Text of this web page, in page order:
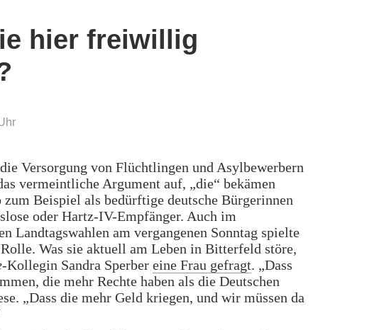
hier freiwillig
Versorgung von Flüchtlingen und Asylbewerbern
vermeintliche Argument auf, „die“ bekämen
zum Beispiel als bedürftige deutsche Bürgerinnen
oder Hartz-IV-Empfänger. Auch im
Landtagswahlen am vergangenen Sonntag spielte
Was sie aktuell am Leben in Bitterfeld störe,
-Kollegin Sandra Sperber eine Frau gefragt. „Dass
die mehr Rechte haben als die Deutschen
„Dass die mehr Geld kriegen, und wir müssen da